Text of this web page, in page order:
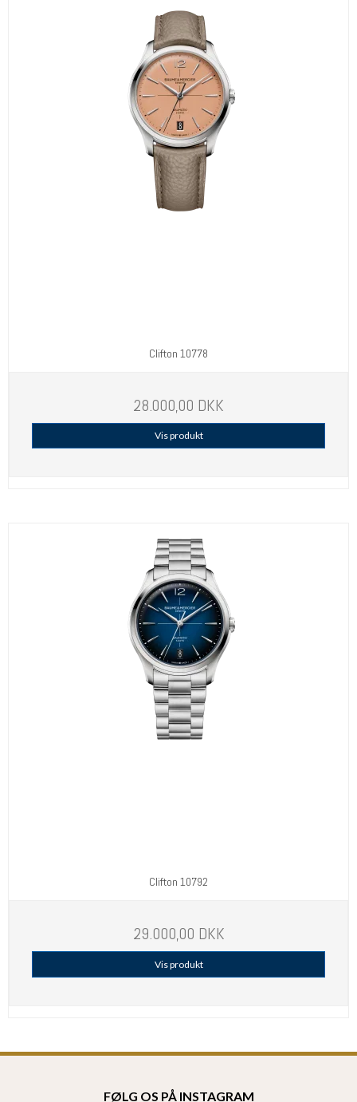
Clifton 10778
28.000,00 DKK
Vis produkt
Clifton 10792
29.000,00 DKK
Vis produkt
FØLG OS PÅ INSTAGRAM